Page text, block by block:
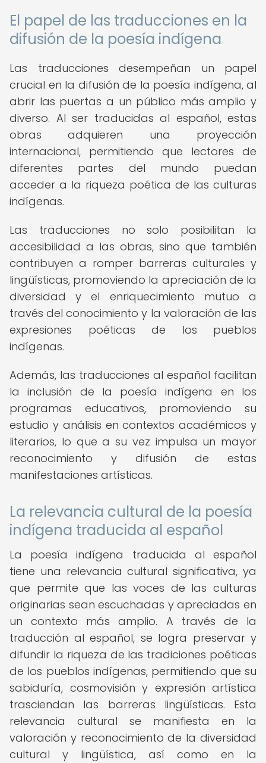
El papel de las traducciones en la
difusión de la poesía indígena
Las traducciones desempeñan un papel
crucial en la difusión de la poesía indígena, al
abrir las puertas a un público más amplio y
diverso. Al ser traducidas al español, estas
obras adquieren una proyección
internacional, permitiendo que lectores de
diferentes partes del mundo puedan
acceder a la riqueza poética de las culturas
indígenas.
Las traducciones no solo posibilitan la
accesibilidad a las obras, sino que también
contribuyen a romper barreras culturales y
lingüísticas, promoviendo la apreciación de la
diversidad y el enriquecimiento mutuo a
través del conocimiento y la valoración de las
expresiones poéticas de los pueblos
indígenas.
Además, las traducciones al español facilitan
la inclusión de la poesía indígena en los
programas educativos, promoviendo su
estudio y análisis en contextos académicos y
literarios, lo que a su vez impulsa un mayor
reconocimiento y difusión de estas
manifestaciones artísticas.
La relevancia cultural de la poesía
indígena traducida al español
La poesía indígena traducida al español
tiene una relevancia cultural significativa, ya
que permite que las voces de las culturas
originarias sean escuchadas y apreciadas en
un contexto más amplio. A través de la
traducción al español, se logra preservar y
difundir la riqueza de las tradiciones poéticas
de los pueblos indígenas, permitiendo que su
sabiduría, cosmovisión y expresión artística
trasciendan las barreras lingüísticas. Esta
relevancia cultural se manifiesta en la
valoración y reconocimiento de la diversidad
cultural y lingüística, así como en la